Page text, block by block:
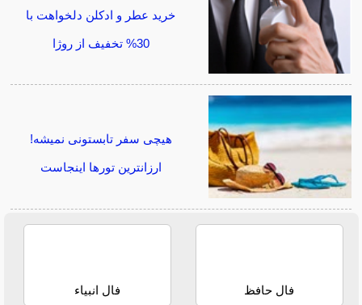
خرید عطر و ادکلن دلخواهت با
30% تخفیف از روژا
هیچی سفر تابستونی نمیشه!
ارزانترین تورها اینجاست
فال حافظ فال انبیاء